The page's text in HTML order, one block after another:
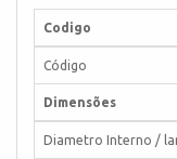
Codigo
Código
Dimensões
Diametro Interno /